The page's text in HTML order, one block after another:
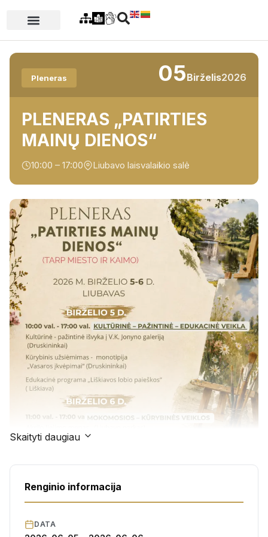
Pleneras 05Birželis2026
PLENERAS „PATIRTIES
MAINŲ DIENOS“
10:00 – 17:00 Liubavo laisvalaikio salė
Skaityti daugiau
Renginio informacija
DATA